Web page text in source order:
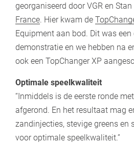
georganiseerd door VGR en
France. Hier kwam de
Equipment aan bod. Dit was
demonstratie en we hebben na
ook een TopChanger XP
Optimale speelkwaliteit
“Inmiddels is de eerste ronde
afgerond. En het resultaat mag
zandinjecties, stevige greens en
voor optimale speelkwaliteit.”